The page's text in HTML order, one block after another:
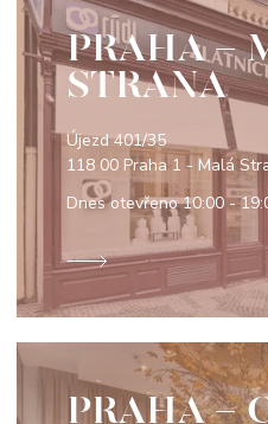
PRAHA -
STRANA
Újezd 401/35
118 00 Praha 1 - Malá
Dnes otevřeno10:00 -
PRAHA -